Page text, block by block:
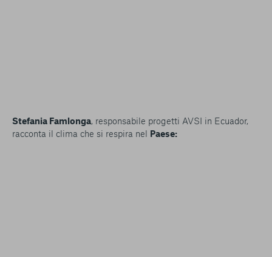
Stefania Famlonga, responsabile progetti AVSI in Ecuador‬,
racconta il clima che si respira nel Paese: